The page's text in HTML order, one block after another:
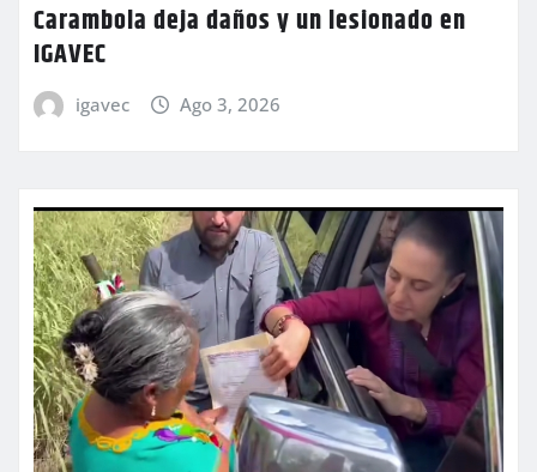
Carambola deja daños y un lesionado en
IGAVEC
igavec Ago 3, 2026